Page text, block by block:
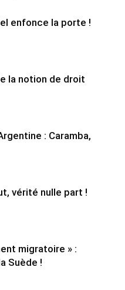
enfonce la porte !
la notion de droit
: Caramba,
vérité nulle part !
migratoire » :
Suède !